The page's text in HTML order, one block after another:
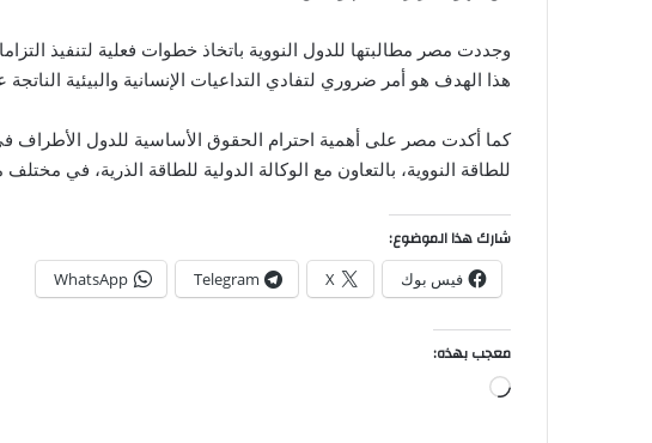
وجددت مصر مطالبتها للدول النووية باتخاذ خطوات فعلية لتنفيذ
هذا الهدف هو أمر ضروري لتفادي التداعيات الإنسانية والبيئية
كما أكدت مصر على أهمية احترام الحقوق الأساسية للدول الأطراف
للطاقة النووية، بالتعاون مع الوكالة الدولية للطاقة الذرية، في مختلف
شارك هذا الموضوع:
فيس بوك X
Telegram
WhatsApp
معجب بهذه:
جاري